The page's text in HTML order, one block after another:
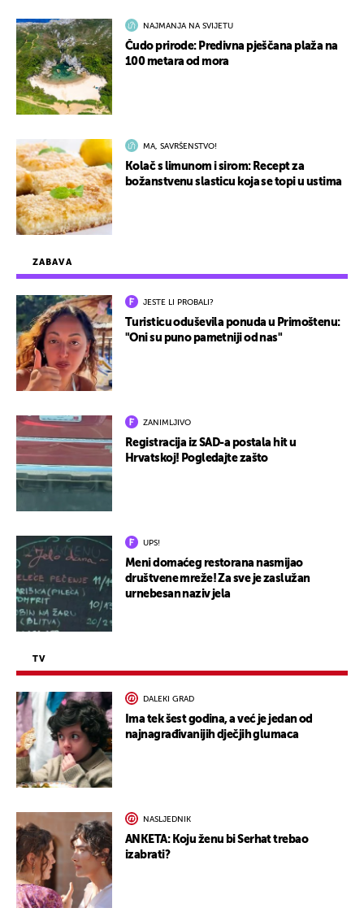
ZABAVA
JESTE LI PROBALI?
Turisticu oduševila ponuda u Primoštenu:
"Oni su puno pametniji od nas"
ZANIMLJIVO
Registracija iz SAD-a postala hit u
Hrvatskoj! Pogledajte zašto
UPS!
Meni domaćeg restorana nasmijao
društvene mreže! Za sve je zaslužan
urnebesan naziv jela
TV
DALEKI GRAD
Ima tek šest godina, a već je jedan od
najnagrađivanijih dječjih glumaca
NASLJEDNIK
ANKETA: Koju ženu bi Serhat trebao
izabrati?
NAJMANJA NA SVIJETU
Čudo prirode: Predivna pješčana plaža na
100 metara od mora
MA, SAVRŠENSTVO!
Kolač s limunom i sirom: Recept za
božanstvenu slasticu koja se topi u ustima